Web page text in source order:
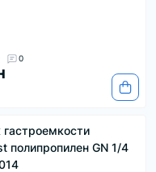
0
полипропилен GN 1/4